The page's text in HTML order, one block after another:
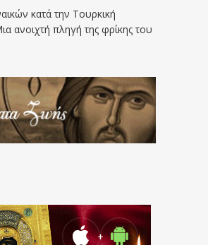
κατά την Τουρκική
ανοιχτή πληγή της φρίκης του